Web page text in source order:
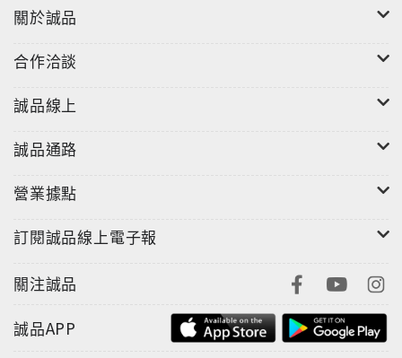
關於誠品
合作洽談
誠品線上
誠品通路
營業據點
訂閱誠品線上電子報
關注誠品
誠品APP